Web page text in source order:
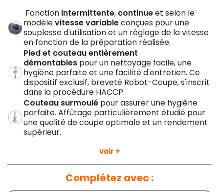
Fonction intermittente, continueet selon le
modèlevitesse variableconçues pour une
souplesse d'utilisation et un réglage de la vitesse
en fonction de la préparation réalisée.
Pied et couteau entièrement
démontables pour un nettoyage facile, une
hygiène parfaite et une facilité d'entretien. Ce
dispositif exclusif, breveté Robot-Coupe, s'inscrit
dans la procédure HACCP.
Couteau surmoulé pour assurer une hygiène
parfaite. Affûtage particulièrement étudié pour
une qualité de coupe optimale et un rendement
supérieur.
Ce mixeur plongeant possède un pied d'une
voir +
Complétez avec :